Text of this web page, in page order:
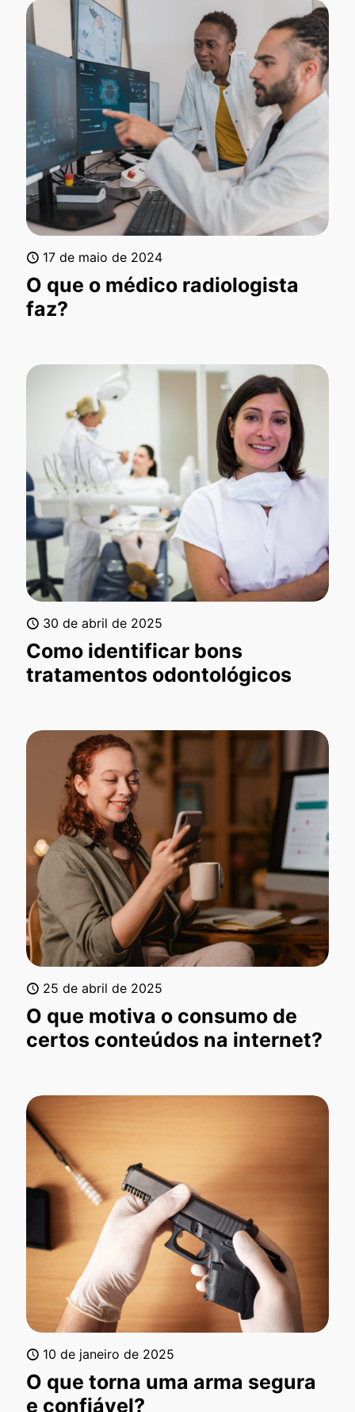
17 de maio de 2024
O que o médico radiologista
faz?
30 de abril de 2025
Como identificar bons
tratamentos odontológicos
25 de abril de 2025
O que motiva o consumo de
certos conteúdos na internet?
10 de janeiro de 2025
O que torna uma arma segura
e confiável?